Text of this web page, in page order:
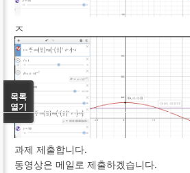
ㅈ
과제 제출합니다.
동영상은 메일로 제출하겠습니다.
목록
열기